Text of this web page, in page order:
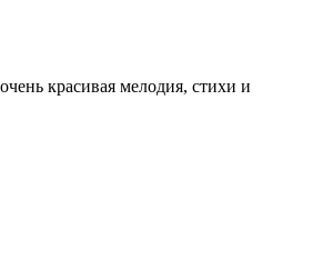
красивая мелодия, стихи и